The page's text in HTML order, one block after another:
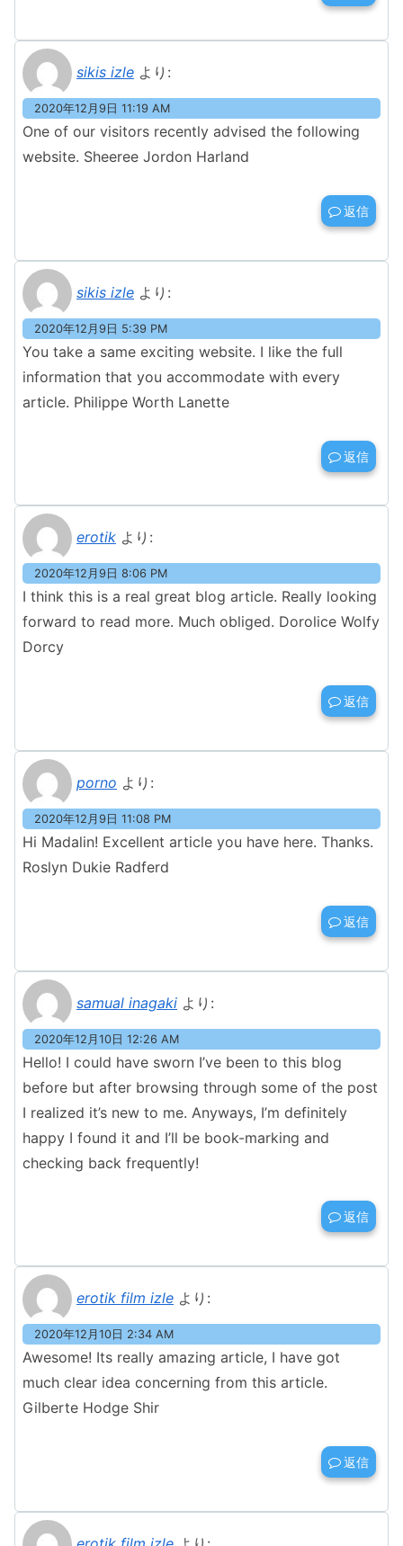
sikis izle より:
2020年12月9日 11:19 AM
One of our visitors recently advised the following
website. Sheeree Jordon Harland
返信
sikis izle より:
2020年12月9日 5:39 PM
You take a same exciting website. I like the full
information that you accommodate with every
article. Philippe Worth Lanette
返信
erotik より:
2020年12月9日 8:06 PM
I think this is a real great blog article. Really looking
forward to read more. Much obliged. Dorolice Wolfy
Dorcy
返信
porno より:
2020年12月9日 11:08 PM
Hi Madalin! Excellent article you have here. Thanks.
Roslyn Dukie Radferd
返信
samual inagaki より:
2020年12月10日 12:26 AM
Hello! I could have sworn I’ve been to this blog
before but after browsing through some of the post
I realized it’s new to me. Anyways, I’m definitely
happy I found it and I’ll be book-marking and
checking back frequently!
返信
erotik film izle より:
2020年12月10日 2:34 AM
Awesome! Its really amazing article, I have got
much clear idea concerning from this article.
Gilberte Hodge Shir
返信